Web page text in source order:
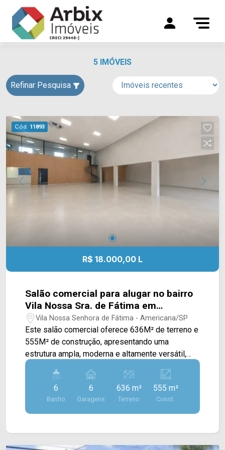
5 IMÓVEIS
Refinar Pesquisa
Cód. 11893
R$ 18.000,00 L
Salão comercial para alugar no bairro
Vila Nossa Sra. de Fátima em
Americana/SP
Vila Nossa Senhora de Fátima - Americana/SP
Este salão comercial oferece 636M² de terreno e
555M² de construção, apresentando uma
estrutura ampla, moderna e altamente versátil,
ideal para empresas que buscam um imóvel de
destaque em uma das principais avenidas da
pé-direito alto, proporcionando excelente
sensação de amplitude e flexibilidade para
6
Banho
6
Garagens
636 m²
Terreno
555 m²
Const.